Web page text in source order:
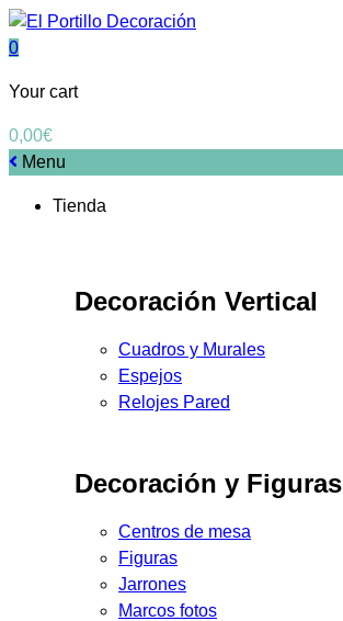
0
Your cart
0,00€
Menu
Tienda
Decoración Vertical
Cuadros y Murales
Espejos
Relojes Pared
Decoración y Figuras
Centros de mesa
Figuras
Jarrones
Marcos fotos